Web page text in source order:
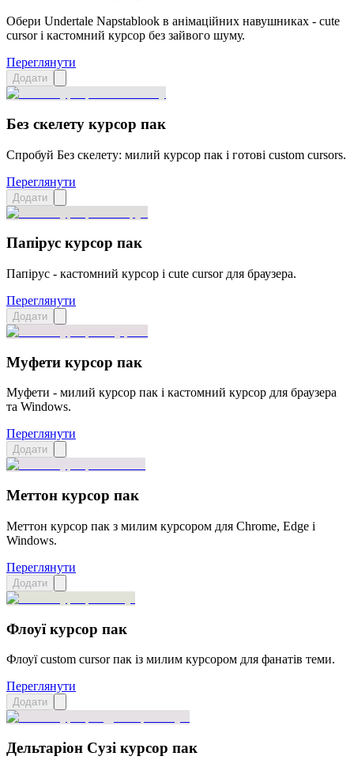
Обери Undertale Napstablook в анімаційних навушниках - cute
cursor і кастомний курсор без зайвого шуму.
Переглянути
Додати
Без скелету курсор пак
Спробуй Без скелету: милий курсор пак і готові custom cursors.
Переглянути
Додати
Папірус курсор пак
Папірус - кастомний курсор і cute cursor для браузера.
Переглянути
Додати
Муфети курсор пак
Муфети - милий курсор пак і кастомний курсор для браузера
та Windows.
Переглянути
Додати
Меттон курсор пак
Меттон курсор пак з милим курсором для Chrome, Edge і
Windows.
Переглянути
Додати
Флоуї курсор пак
Флоуї custom cursor пак із милим курсором для фанатів теми.
Переглянути
Додати
Дельтаріон Сузі курсор пак